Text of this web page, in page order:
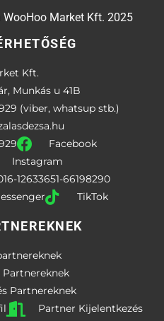
Market Kft. 2025
Kft.
Munkás u 41B
(viber, whatsup stb.)
Facebook
Instagram
12633651-66198290
TikTok
Partnereknek
Partnereknek
Partner Kijelentkezés